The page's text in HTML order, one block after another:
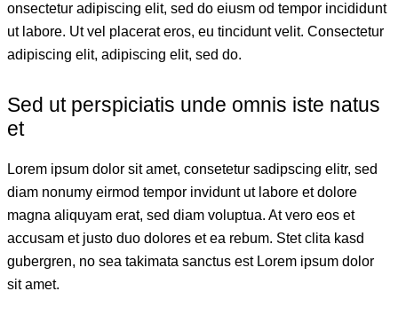
onsectetur adipiscing elit, sed do eiusm od tempor incididunt
ut labore. Ut vel placerat eros, eu tincidunt velit. Consectetur
adipiscing elit, adipiscing elit, sed do.
Sed ut perspiciatis unde omnis iste natus
et
Lorem ipsum dolor sit amet, consetetur sadipscing elitr, sed
diam nonumy eirmod tempor invidunt ut labore et dolore
magna aliquyam erat, sed diam voluptua. At vero eos et
accusam et justo duo dolores et ea rebum. Stet clita kasd
gubergren, no sea takimata sanctus est Lorem ipsum dolor
sit amet.